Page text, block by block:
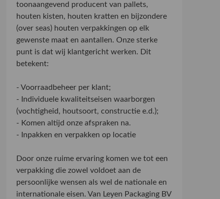
toonaangevend producent van pallets,
houten kisten, houten kratten en bijzondere
(over seas) houten verpakkingen op elk
gewenste maat en aantallen. Onze sterke
punt is dat wij klantgericht werken. Dit
betekent:
- Voorraadbeheer per klant;
- Individuele kwaliteitseisen waarborgen
(vochtigheid, houtsoort, constructie e.d.);
- Komen altijd onze afspraken na.
- Inpakken en verpakken op locatie
Door onze ruime ervaring komen we tot een
verpakking die zowel voldoet aan de
persoonlijke wensen als wel de nationale en
internationale eisen. Van Leyen Packaging BV